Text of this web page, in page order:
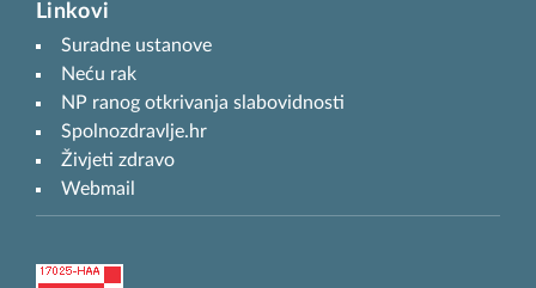
Linkovi
Suradne ustanove
Neću rak
NP ranog otkrivanja slabovidnosti
Spolnozdravlje.hr
Živjeti zdravo
Webmail